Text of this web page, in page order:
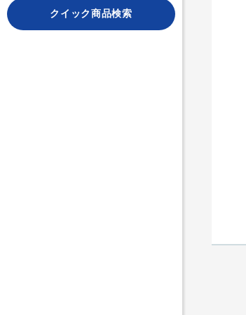
クイック商品検索